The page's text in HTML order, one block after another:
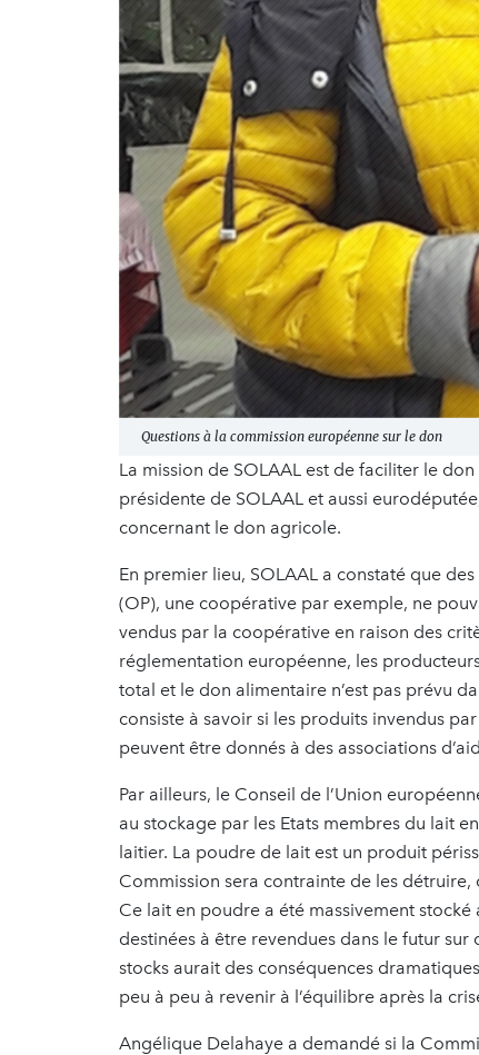
Questions à la commission européenne sur le don
La mission de SOLAAL est de faciliter le
présidente de SOLAAL et aussi
concernant le don agricole.
En premier lieu, SOLAAL a constaté que
(OP), une coopérative par exemple, ne
vendus par la coopérative en raison des
réglementation européenne, les
total et le don alimentaire n’est pas prévu
consiste à savoir si les produits invendus
peuvent être donnés à des associations
Par ailleurs, le Conseil de l’Union
au stockage par les Etats membres du lait
laitier. La poudre de lait est un produit
Commission sera contrainte de les
Ce lait en poudre a été massivement
destinées à être revendues dans le futur
stocks aurait des conséquences
peu à peu à revenir à l’équilibre après la
Angélique Delahaye a demandé si la